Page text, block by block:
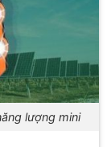
lượng mini